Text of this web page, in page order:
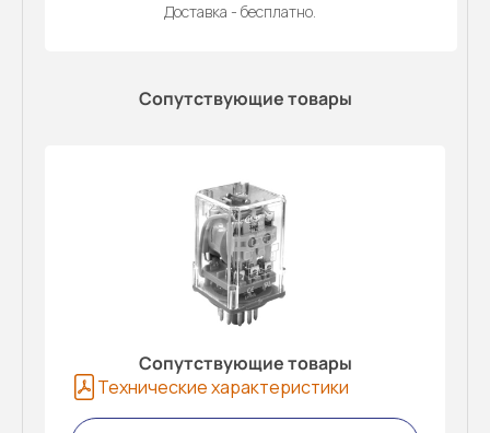
Доставка - бесплатно.
Сопутствующие товары
Сопутствующие товары
Технические характеристики